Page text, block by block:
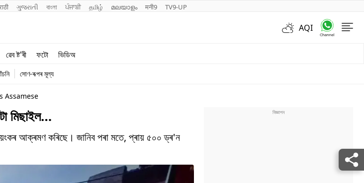
ગુજરાતી বাংলা ਪੰਜਾਬੀ தமிழ் മലയാളം मनी9 TV9-UP
AQI
ৱেব ষ্ট'ৰী ফটো ভিডিঅ
সোণ-ৰূপৰ মূল্য
Assamese
মিছাইল…
আক্ৰমণ কৰিছে। জানিব পৰা মতে, প্ৰায় ৫০০ ড্ৰ'ন